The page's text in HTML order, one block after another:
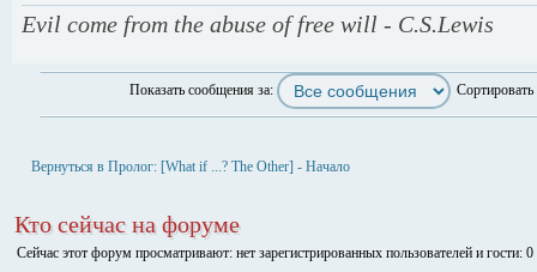
Evil come from the abuse of free will - C.S.Lewis
Показать сообщения за:
Вернуться в Пролог: [What if ...? The Other] - Начало
Кто сейчас на форуме
Сейчас этот форум просматривают: нет зарегистрированных пользователей и гости: 0